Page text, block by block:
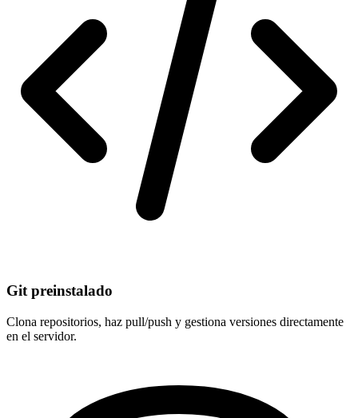
Git preinstalado
Clona repositorios, haz pull/push y gestiona versiones directamente
en el servidor.